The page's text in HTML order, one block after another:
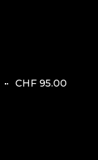
CHF 95.00